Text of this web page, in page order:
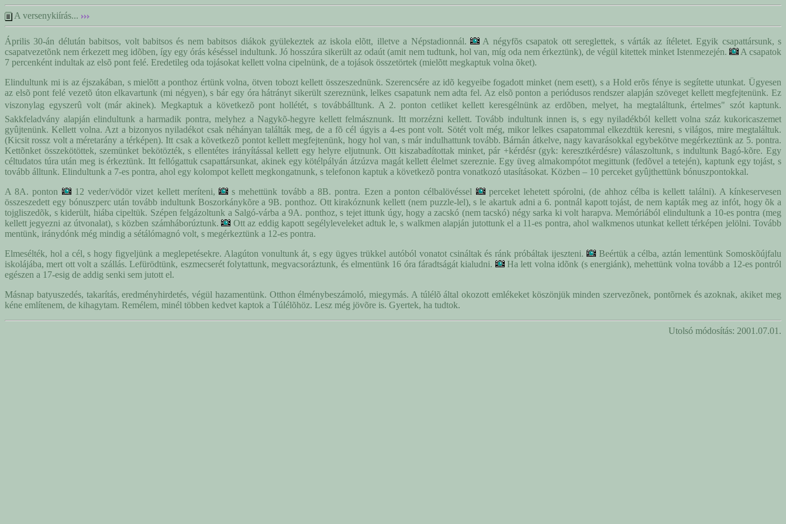
A versenykiírás...
Április 30-án délután babitsos, volt babitsos és nem babitsos diákok gyülekeztek az iskola elõtt, illetve a Népstadionnál.
A négyfõs csapatok ott sereglettek, s várták az ítéletet. Egyik csapattársunk, s
csapatvezetõnk nem érkezett meg idõben, így egy órás késéssel indultunk. Jó hosszúra sikerült az odaút (amit nem tudtunk, hol van, míg oda nem érkeztünk), de végül kitettek minket Istenmezején.
A csapatok
7 percenként indultak az elsõ pont felé. Eredetileg oda tojásokat kellett volna cipelnünk, de a tojások összetörtek (mielõtt megkaptuk volna õket).
Elindultunk mi is az éjszakában, s mielõtt a ponthoz értünk volna, ötven tobozt kellett összeszednünk. Szerencsére az idõ kegyeibe fogadott minket (nem esett), s a Hold erõs fénye is segítette utunkat. Ügyesen
az elsõ pont felé vezetõ úton elkavartunk (mi négyen), s bár egy óra hátrányt sikerült szereznünk, lelkes csapatunk nem adta fel. Az elsõ ponton a periódusos rendszer alapján szöveget kellett megfejtenünk. Ez
viszonylag egyszerû volt (már akinek). Megkaptuk a következõ pont hollétét, s továbbálltunk. A 2. ponton cetliket kellett keresgélnünk az erdõben, melyet, ha megtaláltunk, értelmes" szót kaptunk.
Sakkfeladvány alapján elindultunk a harmadik pontra, melyhez a Nagykõ-hegyre kellett felmásznunk. Itt morzézni kellett. Tovább indultunk innen is, s egy nyiladékból kellett volna száz kukoricaszemet
gyûjtenünk. Kellett volna. Azt a bizonyos nyiladékot csak néhányan találták meg, de a fõ cél úgyis a 4-es pont volt. Sötét volt még, mikor lelkes csapatommal elkezdtük keresni, s világos, mire megtaláltuk.
(Kicsit rossz volt a méretarány a térképen). Itt csak a következõ pontot kellett megfejtenünk, hogy hol van, s már indulhattunk tovább. Bárnán átkelve, nagy kavarásokkal egybekötve megérkeztünk az 5. pontra.
Kettõnket összekötöttek, szemünket bekötözték, s ellentétes irányítással kellett egy helyre eljutnunk. Ott kiszabadítottak minket, pár +kérdésr (gyk: keresztkérdésre) válaszoltunk, s indultunk Bagó-kõre. Egy
céltudatos túra után meg is érkeztünk. Itt fellógattuk csapattársunkat, akinek egy kötélpályán átzúzva magát kellett élelmet szereznie. Egy üveg almakompótot megittunk (fedõvel a tetején), kaptunk egy tojást, s
tovább álltunk. Elindultunk a 7-es pontra, ahol egy kolompot kellett megkongatnunk, s telefonon kaptuk a következõ pontra vonatkozó utasításokat. Közben – 10 perceket gyûjthettünk bónuszpontokkal.
A 8A. ponton
12 veder/vödör vizet kellett meríteni, s mehettünk tovább a 8B. pontra. Ezen a ponton célbalövéssel
perceket lehetett spórolni, (de ahhoz célba is kellett találni). A kínkeservesen
összeszedett egy bónuszperc után tovább indultunk Boszorkánykõre a 9B. ponthoz. Ott kirakóznunk kellett (nem puzzle-lel), s le akartuk adni a 6. pontnál kapott tojást, de nem kapták meg az infót, hogy õk a
tojgliszedõk, s kiderült, hiába cipeltük. Szépen felgázoltunk a Salgó-várba a 9A. ponthoz, s tejet ittunk úgy, hogy a zacskó (nem tacskó) négy sarka ki volt harapva. Memóriából elindultunk a 10-es pontra (meg
kellett jegyezni az útvonalat), s közben számháborúztunk.
Ott az eddig kapott segélyleveleket adtuk le, s walkmen alapján jutottunk el a 11-es pontra, ahol walkmenos utunkat kellett térképen jelölni. Tovább
mentünk, iránydónk még mindig a sétálómagnó volt, s megérkeztünk a 12-es pontra.
Elmesélték, hol a cél, s hogy figyeljünk a meglepetésekre. Alagúton vonultunk át, s egy ügyes trükkel autóból vonatot csináltak és ránk próbáltak ijeszteni.
Beértük a célba, aztán lementünk Somoskõújfalu
iskolájába, mert ott volt a szállás. Lefürödtünk, eszmecserét folytattunk, megvacsoráztunk, és elmentünk 16 óra fáradtságát kialudni.
Ha lett volna idõnk (s energiánk), mehettünk volna tovább a 12-es pontról
egészen a 17-esig de addig senki sem jutott el.
Másnap batyuszedés, takarítás, eredményhirdetés, végül hazamentünk. Otthon élménybeszámoló, miegymás. A túlélõ által okozott emlékeket köszönjük minden szervezõnek, pontõrnek és azoknak, akiket meg
kéne említenem, de kihagytam. Remélem, minél többen kedvet kaptok a Túlélõhöz. Lesz még jövõre is. Gyertek, ha tudtok.
Utolsó módosítás: 2001.07.01.